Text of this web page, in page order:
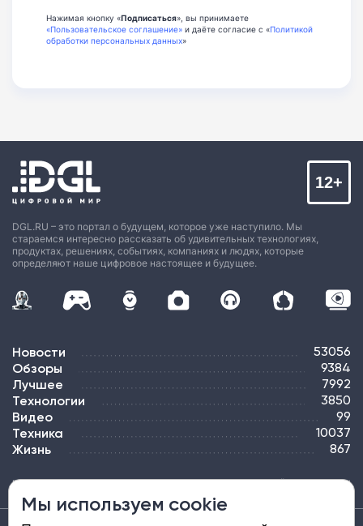
Нажимая кнопку «Подписаться», вы принимаете
«Пользовательское соглашение» и даёте согласие с «Политикой
обработки персональных данных»
DGL.RU – это портал о будущем, которое уже наступило. Мы
стараемся интересно рассказать об удивительных технологиях,
продуктах, решениях, событиях, компаниях и людях, которые
определяют наше цифровое настоящее и будущее.
12+
Новости 53056
Обзоры 9384
Лучшее 7992
Технологии 3850
Видео 99
Техника 10037
Жизнь 867
ПОДПИСКА РЕКЛАМА КОНТАКТЫ КАРТА САЙТА ТЭГИ
Мы используем cookie